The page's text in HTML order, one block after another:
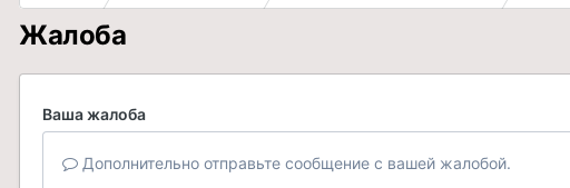
Жалоба
Ваша жалоба
Дополнительно отправьте сообщение с вашей жалобой.